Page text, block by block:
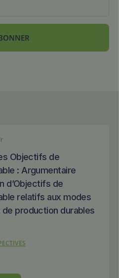
Objectifs de
: Argumentaire
d’Objectifs de
relatifs aux modes
production durables